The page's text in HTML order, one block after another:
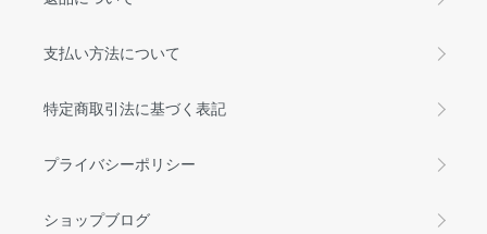
支払い方法について
特定商取引法に基づく表記
プライバシーポリシー
ショップブログ